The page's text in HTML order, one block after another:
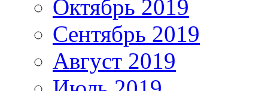
Октябрь 2019
Сентябрь 2019
Август 2019